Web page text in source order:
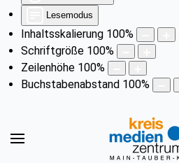
Lesemodus
Inhaltsskalierung 100%
Schriftgröße 100%
Zeilenhöhe 100%
Buchstabenabstand 100%